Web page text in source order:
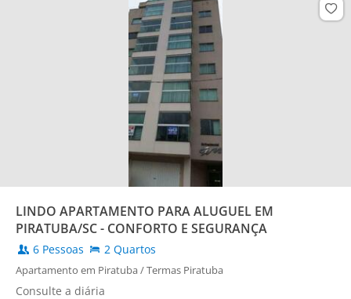
LINDO APARTAMENTO PARA ALUGUEL EM
PIRATUBA/SC - CONFORTO E SEGURANÇA
6 Pessoas 2 Quartos
Apartamento em Piratuba / Termas Piratuba
Consulte a diária